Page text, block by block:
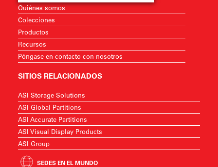
Quiénes somos
Colecciones
Productos
Recursos
Póngase en contacto con nosotros
SITIOS RELACIONADOS
ASI Storage Solutions
ASI Global Partitions
ASI Accurate Partitions
ASI Visual Display Products
ASI Group
SEDES EN EL MUNDO